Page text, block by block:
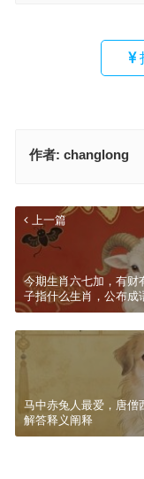
作者: changlong
上一篇
今期生肖六七加，有财
子指什么生肖，公布成
马中赤兔人最爱，唐僧
解答释义阐释